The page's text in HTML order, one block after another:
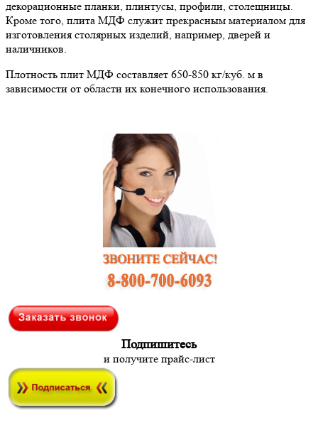
декорационные планки, плинтусы, профили, столещницы.
Кроме того, плита МДФ служит прекрасным материалом для
изготовления столярных изделий, например, дверей и
наличников.
Плотность плит МДФ составляет 650-850 кг/куб. м в
зависимости от области их конечного использования.
Подпишитесь
и получите прайс-лист